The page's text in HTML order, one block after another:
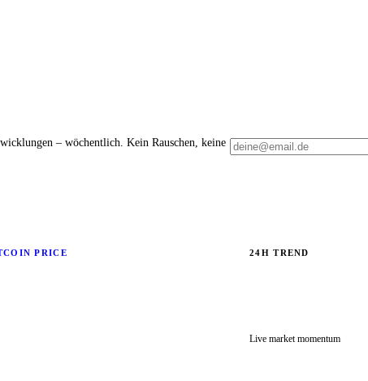
– wöchentlich. Kein Rauschen, keine
PRICE 24H TREND
Live market momentum